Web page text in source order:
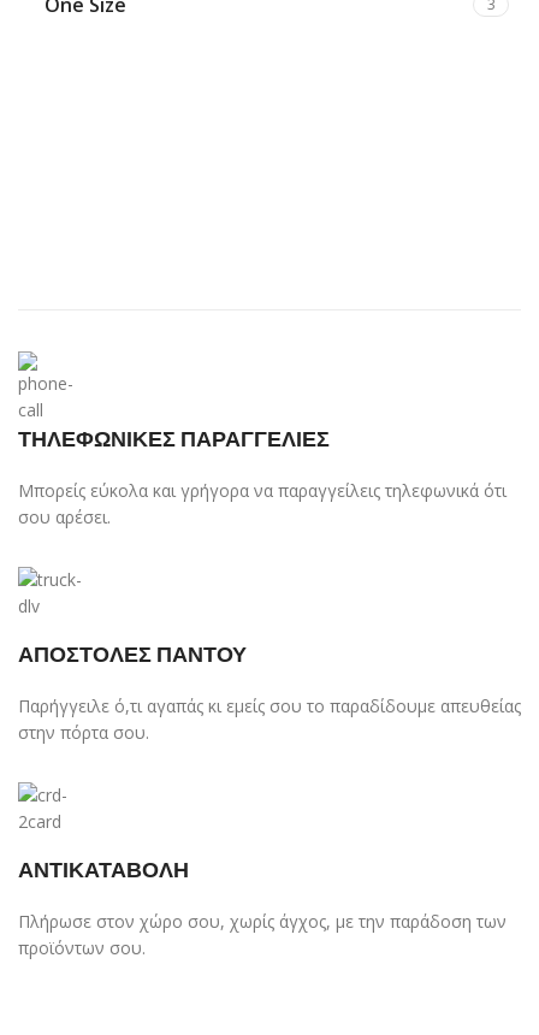
ΤΗΛΕΦΩΝΙΚΕΣ ΠΑΡΑΓΓΕΛΙΕΣ
Μπορείς εύκολα και γρήγορα να παραγγείλεις τηλεφωνικά ότι
σου αρέσει.
ΑΠΟΣΤΟΛΕΣ ΠΑΝΤΟΥ
Παρήγγειλε ό,τι αγαπάς κι εμείς σου το παραδίδουμε απευθείας
στην πόρτα σου.
ΑΝΤΙΚΑΤΑΒΟΛΗ
Πλήρωσε στον χώρο σου, χωρίς άγχος, με την παράδοση των
προϊόντων σου.